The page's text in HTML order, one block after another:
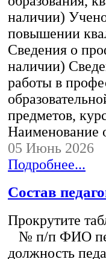
наличии)
повышении
Сведения о
наличии)
работы в
предметов,
Наименование
05 Июнь 2026
Подробнее...
Состав
Прокрутите
№ п/п ФИО
должность